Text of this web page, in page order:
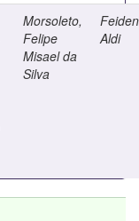
Morsoleto,
Felipe
Misael da
Silva
Aldi